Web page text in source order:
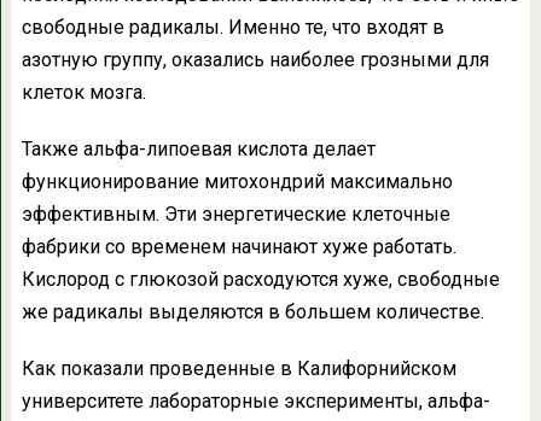
свободные радикалы. Именно те, что входят в
азотную группу, оказались наиболее грозными для
клеток мозга.
Также альфа-липоевая кислота делает
функционирование митохондрий максимально
эффективным. Эти энергетические клеточные
фабрики со временем начинают хуже работать.
Кислород с глюкозой расходуются хуже, свободные
же радикалы выделяются в большем количестве.
Как показали проведенные в Калифорнийском
университете лабораторные эксперименты, альфа-